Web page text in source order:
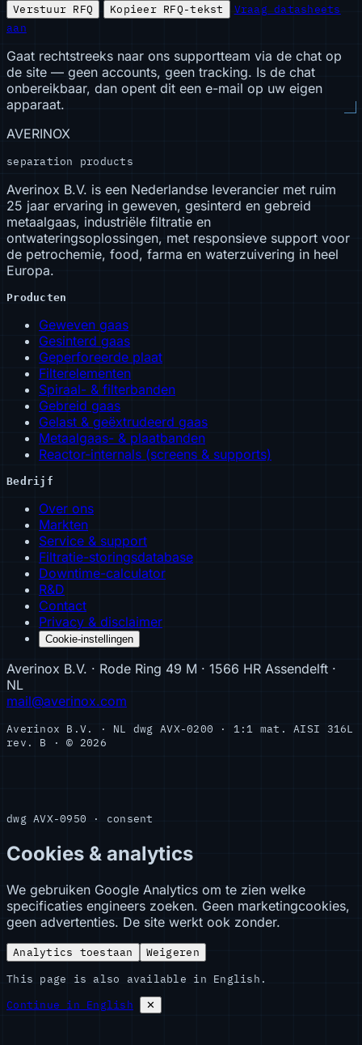
Verstuur RFQ Kopieer RFQ-tekst
Vraag datasheets
aan
Gaat rechtstreeks naar ons supportteam via de chat op
de site — geen accounts, geen tracking. Is de chat
onbereikbaar, dan opent dit een e-mail op uw eigen
apparaat.
AVERINOX
separation products
Averinox B.V. is een Nederlandse leverancier met ruim
25 jaar ervaring in geweven, gesinterd en gebreid
metaalgaas, industriële filtratie en
ontwateringsoplossingen, met responsieve support voor
de petrochemie, food, farma en waterzuivering in heel
Europa.
Producten
Geweven gaas
Gesinterd gaas
Geperforeerde plaat
Filterelementen
Spiraal- & filterbanden
Gebreid gaas
Gelast & geëxtrudeerd gaas
Metaalgaas- & plaatbanden
Reactor-internals (screens & supports)
Bedrijf
Over ons
Markten
Service & support
Filtratie-storingsdatabase
Downtime-calculator
R&D
Contact
Privacy & disclaimer
Cookie-instellingen
Averinox B.V. · Rode Ring 49 M · 1566 HR Assendelft ·
NL
mail@averinox.com
Averinox B.V. · NL dwg AVX-0200 · 1:1 mat. AISI 316L
rev. B · © 2026
dwg AVX-0950 · consent
Cookies & analytics
We gebruiken Google Analytics om te zien welke
specificaties engineers zoeken. Geen marketingcookies,
geen advertenties. De site werkt ook zonder.
Analytics toestaan
Weigeren
This page is also available in English.
Continue in English
✕